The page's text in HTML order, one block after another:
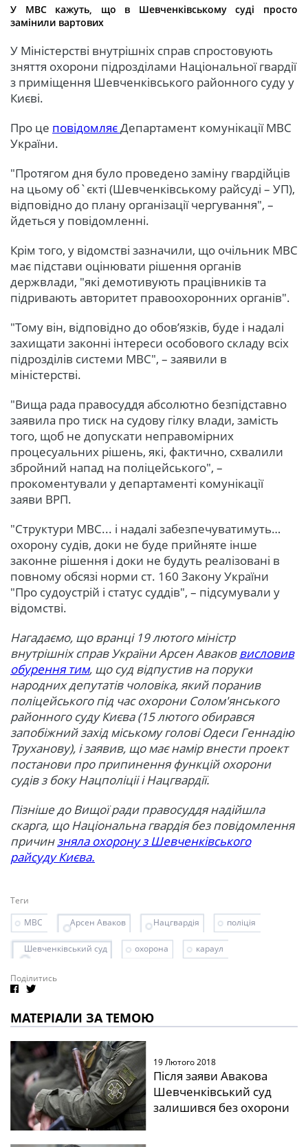
У МВС кажуть, що в Шевченківському суді просто
замінили вартових
У Міністерстві внутрішніх справ спростовують
зняття охорони підрозділами Національної гвардії
з приміщення Шевченківського районного суду у
Києві.
Про це повідомляєДепартамент комунікації МВС
України.
"Протягом дня було проведено заміну гвардійців
на цьому об`єкті (Шевченківському райсуді – УП),
відповідно до плану організації чергування", –
йдеться у повідомленні.
Крім того, у відомстві зазначили, що очільник МВС
має підстави оцінювати рішення органів
держвлади, "які демотивують працівників та
підривають авторитет правоохоронних органів".
"Тому він, відповідно до обов’язків, буде і надалі
захищати законні інтереси особового складу всіх
підрозділів системи МВС", – заявили в
міністерстві.
"Вища рада правосуддя абсолютно безпідставно
заявила про тиск на судову гілку влади, замість
того, щоб не допускати неправомірних
процесуальних рішень, які, фактично, схвалили
збройний напад на поліцейського", –
прокоментували у департаменті комунікації
заяви ВРП.
"Структури МВС... і надалі забезпечуватимуть…
охорону судів, доки не буде прийняте інше
законне рішення і доки не будуть реалізовані в
повному обсязі норми ст. 160 Закону України
"Про судоустрій і статус суддів", – підсумували у
відомстві.
Нагадаємо, що вранці 19 лютого міністр
внутрішніх справ України Арсен Аваковвисловив
обурення тим, що суд відпустив на поруки
народних депутатів чоловіка, який поранив
поліцейського під час охорони Солом'янського
районного суду Києва (15 лютого обирався
запобіжний захід міському голові Одеси Геннадію
Труханову), і заявив, що має намір внести проект
постанови про припинення функцій охорони
судів з боку Нацполіціі і Нацгвардії.
Пізніше до Вищої ради правосуддя надійшла
скарга, що Національна гвардія без повідомлення
причинзняла охорону з Шевченківського
райсуду Києва.
Теги
МВС
Арсен Аваков Нацгвардія поліція
Шевченківський суд охорона караул
Поділитись
МАТЕРІАЛИ ЗА ТЕМОЮ
19 Лютого 2018
Після заяви Авакова
Шевченківський суд
залишився без охорони